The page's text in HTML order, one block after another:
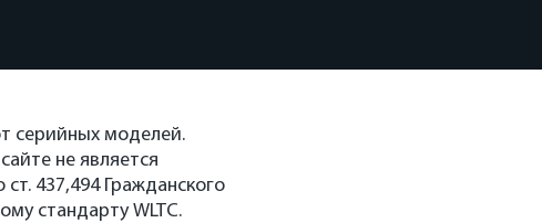
серийных моделей.
не является
437,494 Гражданского
стандарту WLTC.